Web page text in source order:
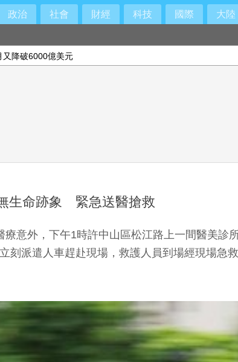
政治 社會 財經 科技 國際 大陸
降破6000億美元
生命跡象 緊急送醫搶救
療意外，下午1時許中山區松江路上一間醫美
刻派遣人車趕赴現場，救護人員到場經現場急